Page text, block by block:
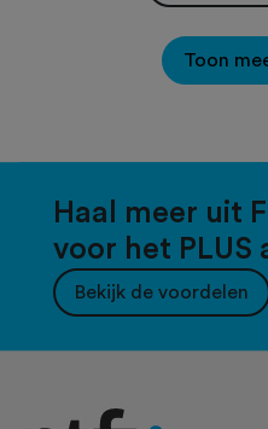
Toon
Haal meer uit
voor het PLUS
Bekijk de voordelen